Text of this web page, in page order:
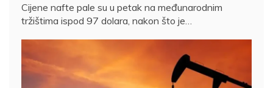
Cijene nafte pale su u petak na međunarodnim
tržištima ispod 97 dolara, nakon što je…